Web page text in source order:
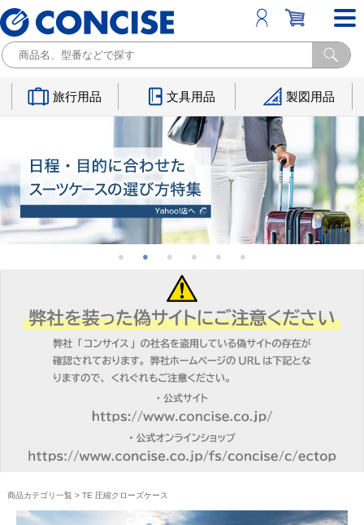
旅行用品 文具用品 製図用品
商品カテゴリ一覧 > TE 圧縮クローズケース